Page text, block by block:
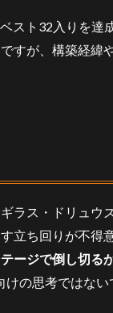
スト32入りを
すが、構築経緯
ラス・ドリュ
立ち回りが不得
ージで倒し切る
の思考ではな